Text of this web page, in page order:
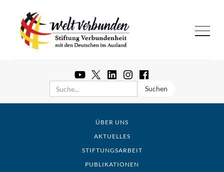
ÜBER UNS
AKTUELLES
STIFTUNGSARBEIT
PUBLIKATIONEN